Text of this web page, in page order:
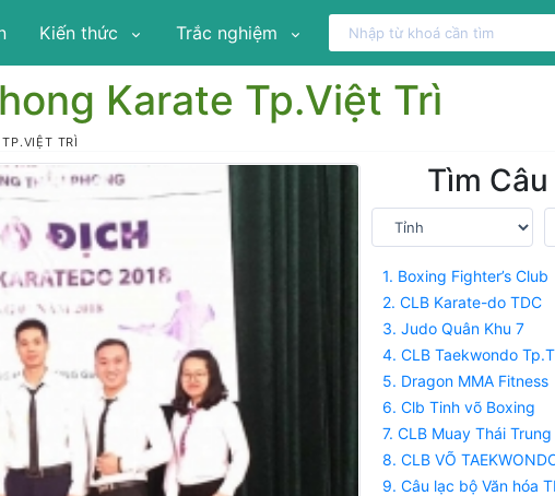
Kiến thức Trắc nghiệm
Karate Tp.Việt Trì
TRÌ
Tìm
1. Boxing Fighter’s Club
2. CLB Karate-do TDC
3. Judo Quân Khu 7
4. CLB Taekwondo
5. Dragon MMA Fitness
6. Clb Tinh võ Boxing
7. CLB Muay Thái
8. CLB VÕ
9. Câu lạc bộ Văn hóa